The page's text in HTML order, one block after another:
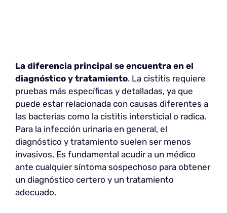
La diferencia principal se encuentra en el
diagnóstico y tratamiento. La cistitis requiere
pruebas más específicas y detalladas, ya que
puede estar relacionada con causas diferentes a
las bacterias como la cistitis intersticial o radica.
Para la infección urinaria en general, el
diagnóstico y tratamiento suelen ser menos
invasivos. Es fundamental acudir a un médico
ante cualquier síntoma sospechoso para obtener
un diagnóstico certero y un tratamiento
adecuado.